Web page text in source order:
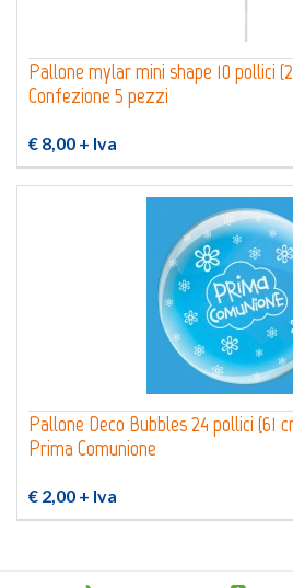
Pallone mylar mini shape 10 pollici
Confezione 5 pezzi
€ 8,00 + Iva
Pallone Deco Bubbles 24 pollici (61
Prima Comunione
€ 2,00 + Iva